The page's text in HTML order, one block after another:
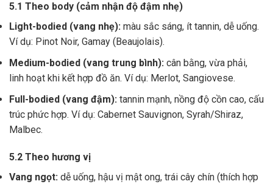
5.1 Theo body (cảm nhận độ đậm nhẹ)
Light-bodied (vang nhẹ): màu sắc sáng, ít tannin, dễ uống.
Ví dụ: Pinot Noir, Gamay (Beaujolais).
Medium-bodied (vang trung bình): cân bằng, vừa phải,
linh hoạt khi kết hợp đồ ăn. Ví dụ: Merlot, Sangiovese.
Full-bodied (vang đậm): tannin mạnh, nồng độ cồn cao, cấu
trúc phức hợp. Ví dụ: Cabernet Sauvignon, Syrah/Shiraz,
Malbec.
5.2 Theo hương vị
Vang ngọt: dễ uống, hậu vị mật ong, trái cây chín (thích hợp